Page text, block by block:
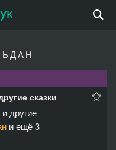
сказки
и другие
и ещё 3